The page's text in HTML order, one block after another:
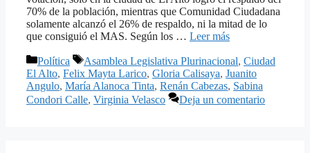
70% de la población, mientras que Comunidad Ciudadana
solamente alcanzó el 26% de respaldo, ni la mitad de lo
que consiguió el MAS. Según los … Leer más
Categorías
Política Etiquetas
Asamblea Legislativa Plurinacional, Ciudad
El Alto, Felix Mayta Larico, Gloria Calisaya, Juanito
Angulo, María Alanoca Tinta, Renán Cabezas, Sabina
Condori Calle, Virginia Velasco Deja un comentario